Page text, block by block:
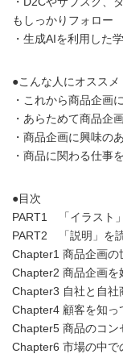
もしっかりフォロー
・生成AIを利用した
●こんな人にオススメ
・これから商品企画
・あらためて商品企
・商品企画に興味の
・商品に関わる仕事
●目次
PART1 「イラスト
PART2 「説明」を
Chapter1 商品企画の
Chapter2 商品企画を
Chapter3 自社と自社
Chapter4 顧客を知っ
Chapter5 商品のコン
Chapter6 市場の中で